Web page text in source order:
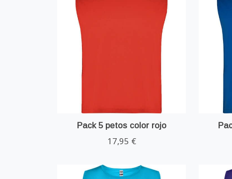
Pack 5 petos color rojo
17,95 €